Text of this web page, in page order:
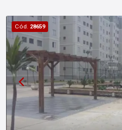
Cód. 28659